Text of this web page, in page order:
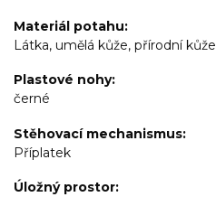
Materiál potahu
Látka, umělá kůže, přírodní kůže
Plastové nohy
černé
Stěhovací mechanismus
Příplatek
Úložný prostor